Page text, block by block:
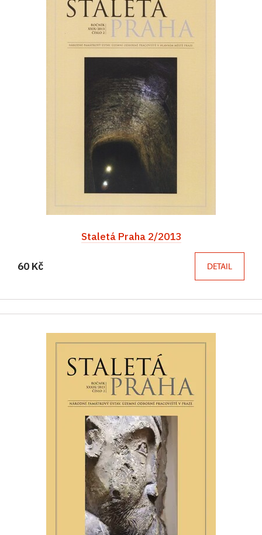
Staletá Praha 2/2013
60 Kč DETAIL